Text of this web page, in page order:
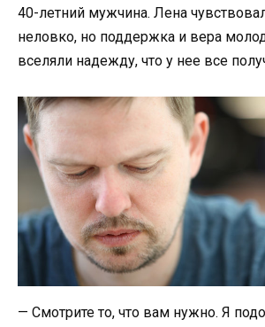
40-летний мужчина. Лена
неловко, но поддержка и вера
вселяли надежду, что у нее все
— Смотрите то, что вам нужно. Я